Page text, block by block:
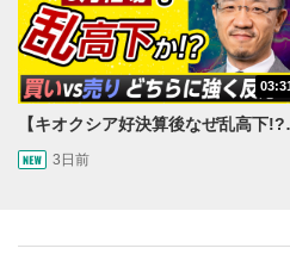
再生位置を示しています。再
するとその位置から動画が再
6
画質/再生速度の設定
画質の選択/再生速度の変更が
7
ゲーム(任天堂・ソニー)は部材
で、Switch2の値上げがあるか
響と株主還元、防衛は受注残
と値上げで吸収できているかが
電線(住友電工など)は、AIデー
【キオクシア
3日前